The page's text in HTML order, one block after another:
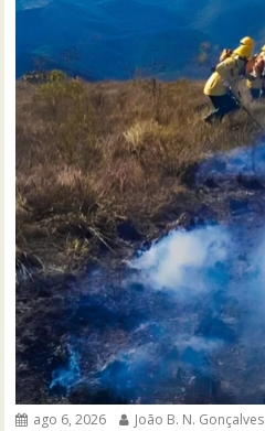
ago 6, 2026 João B. N. Gonçalves